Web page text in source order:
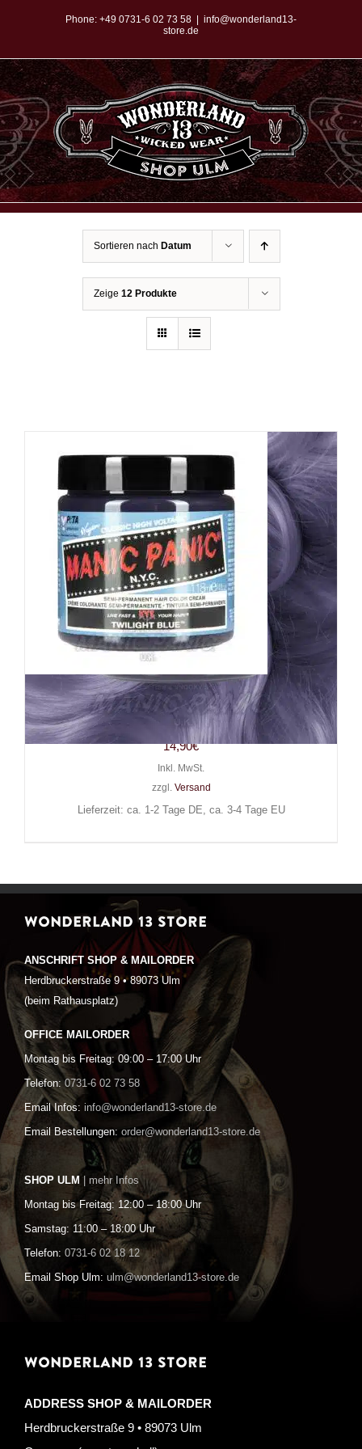
springen
Phone: +49 0731-6 02 73 58
info@wonderland13-
store.de
Sortieren nach Datum
Zeige 12 Produkte
Manic Panic Haarfarbe
Twilight Blue
14,90€
Inkl. MwSt.
zzgl. Versand
Lieferzeit: ca. 1-2 Tage DE, ca. 3-4 Tage EU
WONDERLAND 13 STORE
ANSCHRIFT SHOP & MAILORDER
Herdbruckerstraße 9 • 89073 Ulm
(beim Rathausplatz)
OFFICE MAILORDER
Montag bis Freitag: 09:00 – 17:00 Uhr
Telefon: 0731-6 02 73 58
Email Infos: info@wonderland13-store.de
Email Bestellungen: order@wonderland13-store.de
SHOP ULM | mehr Infos
Montag bis Freitag: 12:00 – 18:00 Uhr
Samstag: 11:00 – 18:00 Uhr
Telefon: 0731-6 02 18 12
Email Shop Ulm: ulm@wonderland13-store.de
WONDERLAND 13 STORE
ADDRESS SHOP & MAILORDER
Herdbruckerstraße 9 • 89073 Ulm